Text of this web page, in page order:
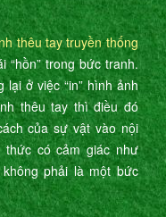
thêu tay truyền thống
“hồn” trong bức tranh.
ở việc “in” hình ảnh
thêu tay thì điều đó
của sự vật vào nội
có cảm giác như
phải là một bức